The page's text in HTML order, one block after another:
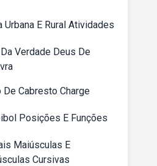
Urbana E Rural Atividades
Verdade Deus De
De Cabresto Charge
Posições E Funções
Maiúsculas E
Cursivas